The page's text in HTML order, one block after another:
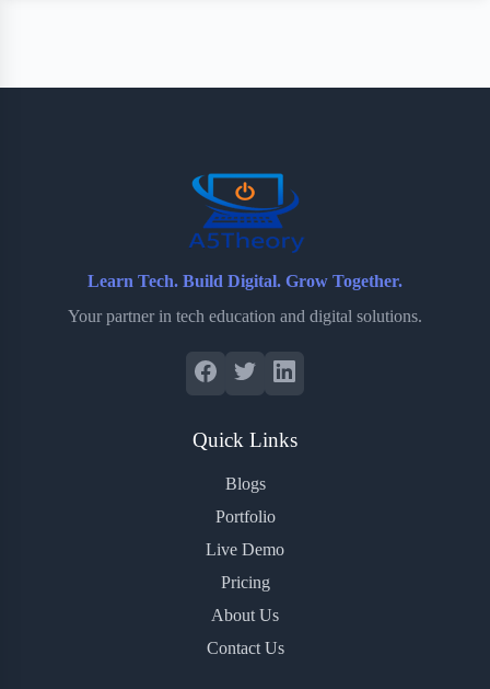
Learn Tech. Build Digital. Grow Together.
Your partner in tech education and digital solutions.
Quick Links
Blogs
Portfolio
Live Demo
Pricing
About Us
Contact Us